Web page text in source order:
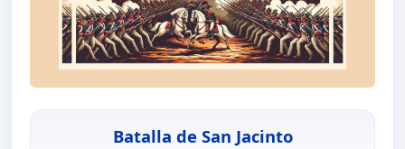
Batalla de San Jacinto